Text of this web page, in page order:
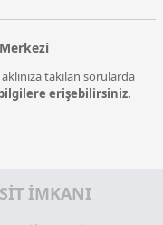
takılan sorularda
erişebilirsiniz.
İMKANI